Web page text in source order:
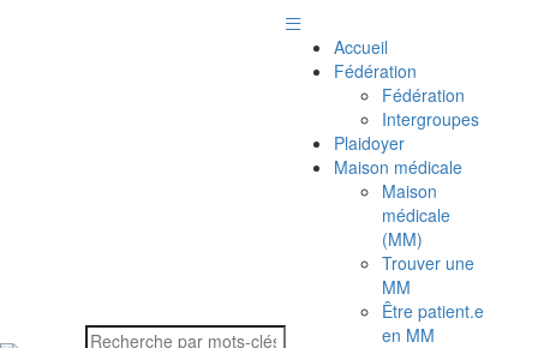
Accueil
Fédération
Fédération
Intergroupes
Plaidoyer
Maison médicale
Maison
médicale
(MM)
Trouver une
MM
Être patient.e
en MM